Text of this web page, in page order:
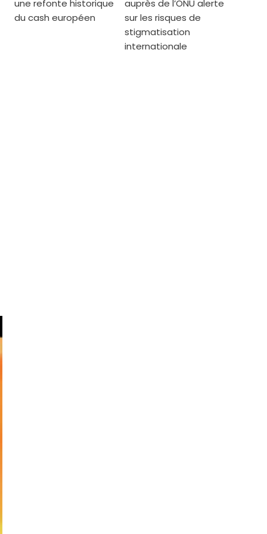
une refonte historique
du cash européen
auprès de l’ONU alerte
sur les risques de
stigmatisation
internationale